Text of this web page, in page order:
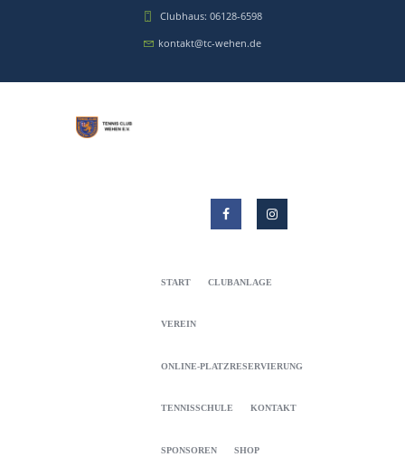
Clubhaus: 06128-6598
kontakt@tc-wehen.de
START CLUBANLAGE
VEREIN
ONLINE-PLATZRESERVIERUNG
TENNISSCHULE KONTAKT
SPONSOREN SHOP